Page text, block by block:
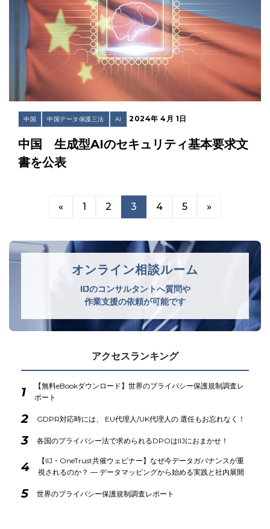
中国 中国データ保護三法 AI 2024年 4月 1日
中国 生成型AIのセキュリティ基本要求文
書を公表
« 1 2 3 4 5 »
オンライン相談ルーム
IIJのコンサルタントへ質問や
作業支援の依頼が可能です
アクセスランキング
1
【無料eBookダウンロード】世界のプライバシー保護規制調査レ
ポート
2 GDPR対応時には、 EU代理人/UK代理人の 選任もお忘れなく！
3 各国のプライバシー法で求められるDPOはIIJにおまかせ！
4
【IIJ・OneTrust共催ウェビナー】なぜ今データガバナンスが重
視されるのか？ ― データマッピングから始める実践と社内展開
5 世界のプライバシー保護規制調査レポート